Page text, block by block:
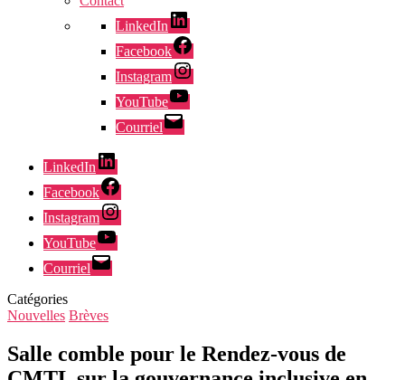
LinkedIn
Facebook
Instagram
YouTube
Courriel
LinkedIn
Facebook
Instagram
YouTube
Courriel
Catégories
Nouvelles Brèves
Salle comble pour le Rendez-vous de